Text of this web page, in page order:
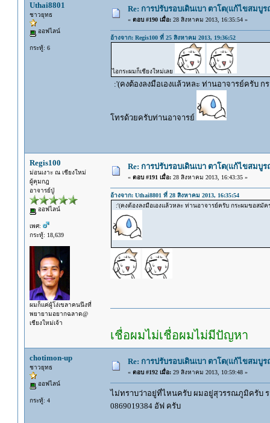
Uthai8801
ชาวยุทธ
ออฟไลน์
กระทู้: 6
Re: การปรับรอบเดินเบา ตาโต(แก้ไขสมบู
« ตอบ #190 เมื่อ:28 สิงหาคม 2013, 16:35:54 »
อ้างจาก: Regis100 ที่ 25 สิงหาคม 2013, 19:36:52
ไอกระผมก็เชียงใหม่เลย
:'(คงต้องลงมือเองแล้วหละ ท่านอาจารย์ครับ
โทรด้วยครับท่านอาจารย์
Regis100
ม่อนเงาะ ณ เชียงใหม่
ผู้คุมกฎ
อาจารย์ปู่
ออฟไลน์
เพศ:
กระทู้: 18,639
ผมก็แค่ผู้โง่เขลาคนนึงที่
พยายามอยากฉลาด@
เชียงใหม่เจ้า
Re: การปรับรอบเดินเบา ตาโต(แก้ไขสมบู
« ตอบ #191 เมื่อ:28 สิงหาคม 2013, 16:43:35 »
อ้างจาก: Uthai8801 ที่ 28 สิงหาคม 2013, 16:35:54
:'(คงต้องลงมือเองแล้วหละ ท่านอาจารย์ครับ กระผมขอส
เชื่อผมไม่เชื่อผมไม่มีปัญหา
chotimon-up
ชาวยุทธ
ออฟไลน์
กระทู้: 4
Re: การปรับรอบเดินเบา ตาโต(แก้ไขสมบู
« ตอบ #192 เมื่อ:29 สิงหาคม 2013, 10:59:48 »
ไม่ทราบว่าอยู่ที่ไหนครับ ผมอยู่สุวรรณภูมิครับ
0869019384 อัฟ ครับ